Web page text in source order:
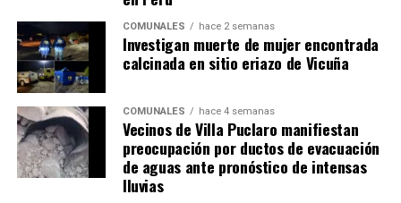
COMUNALES hace 2 semanas
Investigan muerte de mujer encontrada
calcinada en sitio eriazo de Vicuña
COMUNALES hace 4 semanas
Vecinos de Villa Puclaro manifiestan
preocupación por ductos de evacuación
de aguas ante pronóstico de intensas
lluvias